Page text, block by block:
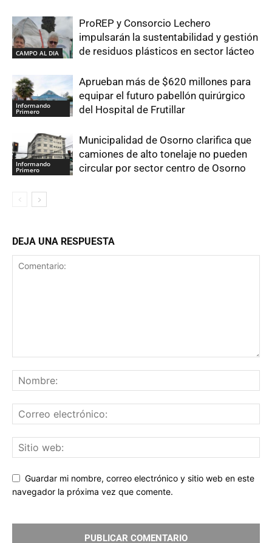
CAMPO AL DIA
ProREP y Consorcio Lechero
impulsarán la sustentabilidad y gestión
de residuos plásticos en sector lácteo
Informando
Primero
Aprueban más de $620 millones para
equipar el futuro pabellón quirúrgico
del Hospital de Frutillar
Informando
Primero
Municipalidad de Osorno clarifica que
camiones de alto tonelaje no pueden
circular por sector centro de Osorno
DEJA UNA RESPUESTA
Guardar mi nombre, correo electrónico y sitio web en este
navegador la próxima vez que comente.